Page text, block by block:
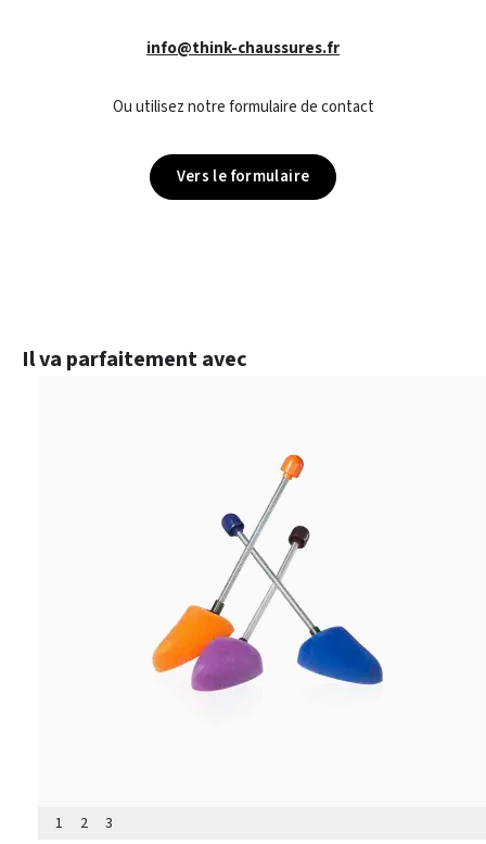
info@think-chaussures.fr
Ou utilisez notre formulaire de contact
Vers le formulaire
Ignorer la galerie de produits
Il va parfaitement avec
1 2 3